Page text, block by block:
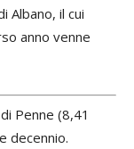
Albano, il cui
anno venne
Penne (8,41
decennio.